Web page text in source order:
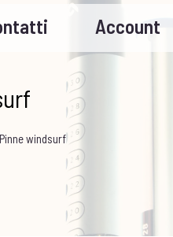
Account
Pinne windsurf